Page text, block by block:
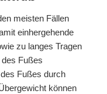
meisten Fällen
einhergehende
zu langes Tragen
Fußes
Fußes durch
können